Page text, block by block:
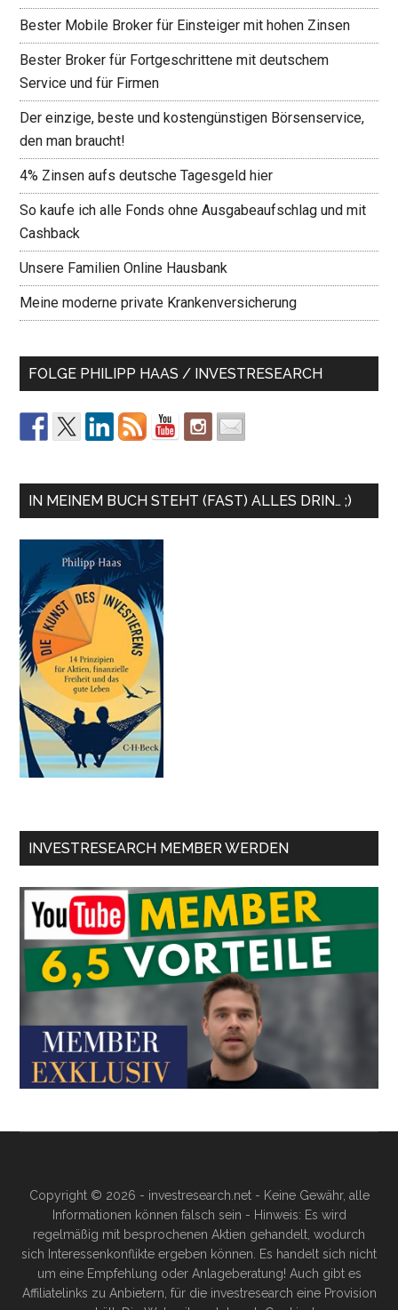
Bester Mobile Broker für Einsteiger mit hohen Zinsen
Bester Broker für Fortgeschrittene mit deutschem
Service und für Firmen
Der einzige, beste und kostengünstigen Börsenservice,
den man braucht!
4% Zinsen aufs deutsche Tagesgeld hier
So kaufe ich alle Fonds ohne Ausgabeaufschlag und mit
Cashback
Unsere Familien Online Hausbank
Meine moderne private Krankenversicherung
FOLGE PHILIPP HAAS / INVESTRESEARCH
IN MEINEM BUCH STEHT (FAST) ALLES DRIN… ;)
INVESTRESEARCH MEMBER WERDEN
Copyright © 2026 - investresearch.net - Keine Gewähr, alle
Informationen können falsch sein - Hinweis: Es wird
regelmäßig mit besprochenen Aktien gehandelt, wodurch
sich Interessenkonflikte ergeben können. Es handelt sich nicht
um eine Empfehlung oder Anlageberatung! Auch gibt es
Affiliatelinks zu Anbietern, für die investresearch eine Provision